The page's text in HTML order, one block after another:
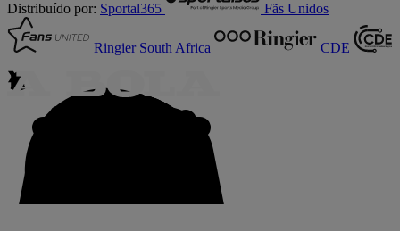
Distribuído por: Sportal365 Fãs Unidos
Ringier South Africa CDE